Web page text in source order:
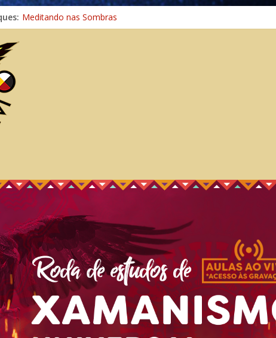
Meditando nas Sombras
Autosuficiência: A Jornada do Espírito Ancestral